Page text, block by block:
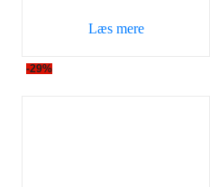
25,00 kr..
Læs mere
-29%